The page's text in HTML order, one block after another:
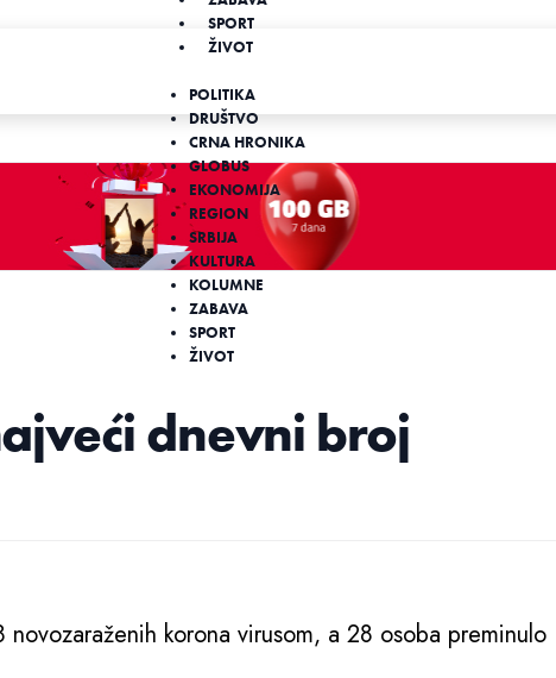
SPORT
ŽIVOT
POLITIKA
DRUŠTVO
CRNA HRONIKA
GLOBUS
EKONOMIJA
REGION
SRBIJA
KULTURA
KOLUMNE
ZABAVA
SPORT
ŽIVOT
dnevni broj
korona virusom, a 28 osoba preminulo